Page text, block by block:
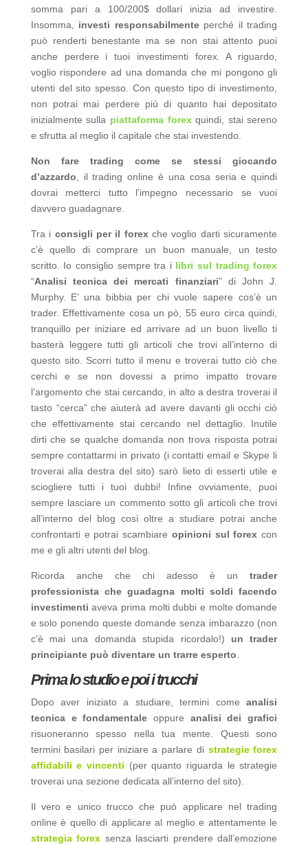
somma pari a 100/200$ dollari inizia ad investire.
Insomma, investi responsabilmenteperché il trading
può renderti benestante ma se non stai attento puoi
anche perdere i tuoi investimenti forex. A riguardo,
voglio rispondere ad una domanda che mi pongono gli
utenti del sito spesso. Con questo tipo di investimento,
non potrai mai perdere più di quanto hai depositato
inizialmente sulla piattaforma forexquindi, stai sereno
e sfrutta al meglio il capitale che stai investendo.
Non fare trading come se stessi giocando
d’azzardo , il trading online è una cosa seria e quindi
dovrai metterci tutto l’impegno necessario se vuoi
davvero guadagnare.
Tra i consigli per il forexche voglio darti sicuramente
c’è quello di comprare un buon manuale, un testo
scritto. Io consiglio sempre tra i libri sul trading forex
“Analisi tecnica dei mercati finanziari” di John J.
Murphy. E’ una bibbia per chi vuole sapere cos’è un
trader. Effettivamente cosa un pò, 55 euro circa quindi,
tranquillo per iniziare ed arrivare ad un buon livello ti
basterà leggere tutti gli articoli che trovi all’interno di
questo sito. Scorri tutto il menu e troverai tutto ciò che
cerchi e se non dovessi a primo impatto trovare
l’argomento che stai cercando, in alto a destra troverai il
tasto “cerca” che aiuterà ad avere davanti gli occhi ciò
che effettivamente stai cercando nel dettaglio. Inutile
dirti che se qualche domanda non trova risposta potrai
sempre contattarmi in privato (i contatti email e Skype li
troverai alla destra del sito) sarò lieto di esserti utile e
sciogliere tutti i tuoi dubbi! Infine ovviamente, puoi
sempre lasciare un commento sotto gli articoli che trovi
all’interno del blog così oltre a studiare potrai anche
confrontarti e potrai scambiare opinioni sul forex con
me e gli altri utenti del blog.
Ricorda anche che chi adesso è untrader
professionista che guadagna molti soldi facendo
investimentiaveva prima molti dubbi e molte domande
e solo ponendo queste domande senza imbarazzo (non
c’è mai una domanda stupida ricordalo!) un trader
principiante può diventare un trarre esperto
Prima lo studio e poi i trucchi
Dopo aver iniziato a studiare, termini comeanalisi
tecnica e fondamentale oppure analisi dei grafici
risuoneranno spesso nella tua mente. Questi sono
termini basilari per iniziare a parlare di strategie forex
affidabili e vincenti (per quanto riguarda le strategie
troverai una sezione dedicata all’interno del sito).
Il vero e unico trucco che può applicare nel trading
online è quello di applicare al meglio e attentamente le
strategia forex senza lasciarti prendere dall’emozione